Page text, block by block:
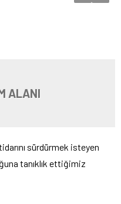
ALANI
sürdürmek isteyen
tanıklık ettiğimiz